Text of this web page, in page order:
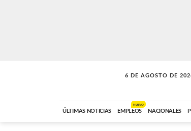
6 DE AGOSTO DE
SOLO MÚSICA
ÚLTIMAS NOTICIAS EMPLEOS
NUEVO
NACIONALES